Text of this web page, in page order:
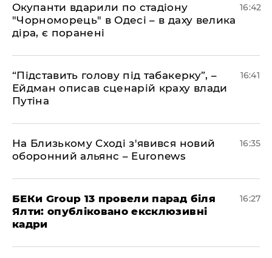
​Окупанти вдарили по стадіону
"Чорноморець" в Одесі – в даху велика
діра, є поранені
16:42
​“Підставить голову під табакерку”, –
Ейдман описав сценарій краху влади
Путіна
16:41
На Близькому Сході з'явився новий
оборонний альянс – Euronews
16:35
БЕКи Group 13 провели парад біля
Ялти: опубліковано ексклюзивні
кадри
16:27